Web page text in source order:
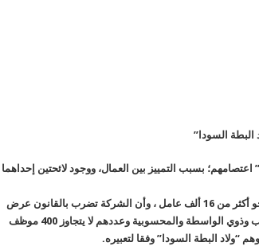
البطة السودا”
بسبب التمييز بين العمال، ووجود لائحتين إحداهما
وفي تصريحات صحفية أكد أحد العاملين أنهم يقدرون بنحو أكثر من 16 ألف عامل ، وأن الشركة تضرب بالقانون عرض
اللائحة المميزة للأقارب وذوي الواسطة والمحسوبية وعددهم لا يتجاوز 400 موظف
.